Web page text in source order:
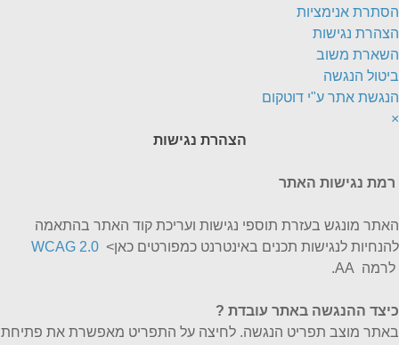
הסתרת אנימציות
הצהרת נגישות
השארת משוב
ביטול הנגשה
הנגשת אתר ע"י דוטקום
×
הצהרת נגישות
רמת נגישות האתר
האתר מונגש בעזרת תוספי נגישות ועריכת קוד האתר בהתאמה
להנחיות לנגישות תכנים באינטרנט כמפורטים כאן> WCAG 2.0
לרמה AA.
כיצד ההנגשה באתר עובדת ?
באתר מוצב תפריט הנגשה. לחיצה על התפריט מאפשרת את פתיחת